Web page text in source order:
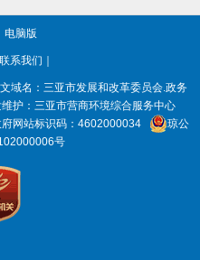
电脑版
联系我们 ｜
域名：三亚市发展和改革委员会.政务
护：三亚市营商环境综合服务中心
网站标识码： 4602000034
琼公
号